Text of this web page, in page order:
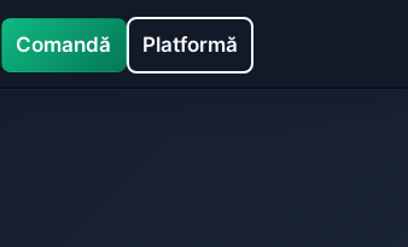
Comandă Platformă